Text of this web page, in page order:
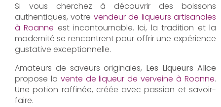
Si vous cherchez à découvrir des boissons
authentiques, votre vendeur de liqueurs artisanales
à Roanne est incontournable. Ici, la tradition et la
modernité se rencontrent pour offrir une expérience
gustative exceptionnelle.
Amateurs de saveurs originales, Les Liqueurs Alice
propose la vente de liqueur de verveine à Roanne.
Une potion raffinée, créée avec passion et savoir-
faire.